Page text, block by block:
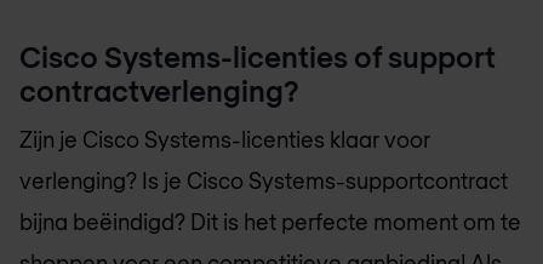
Cisco Systems-licenties of support
contractverlenging?
Zijn je Cisco Systems-licenties klaar voor
verlenging? Is je Cisco Systems-supportcontract
bijna beëindigd? Dit is het perfecte moment om te